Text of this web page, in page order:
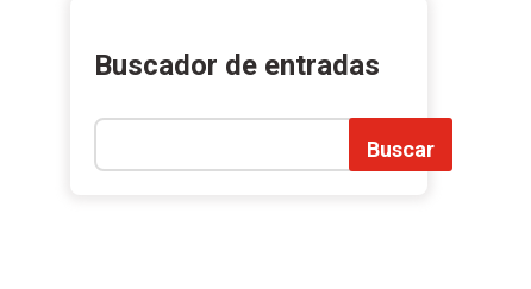
Buscador de entradas
Buscar